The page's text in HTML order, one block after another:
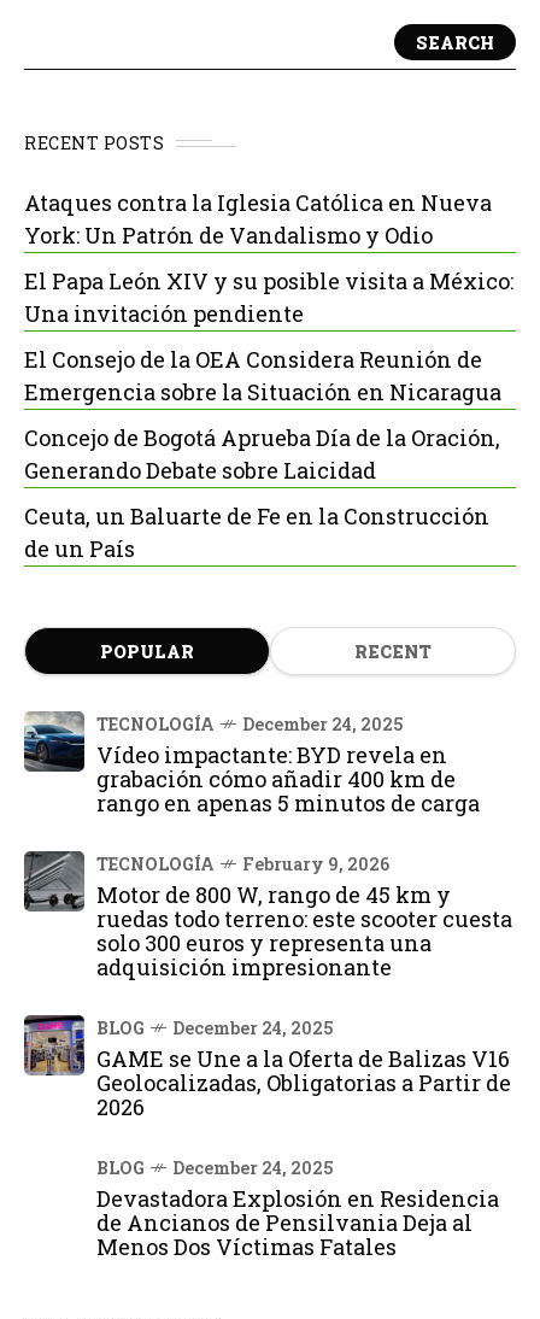
SEARCH
RECENT POSTS
Ataques contra la Iglesia Católica en Nueva
York: Un Patrón de Vandalismo y Odio
El Papa León XIV y su posible visita a México:
Una invitación pendiente
El Consejo de la OEA Considera Reunión de
Emergencia sobre la Situación en Nicaragua
Concejo de Bogotá Aprueba Día de la Oración,
Generando Debate sobre Laicidad
Ceuta, un Baluarte de Fe en la Construcción
de un País
POPULAR RECENT
TECNOLOGÍA December 24, 2025
Vídeo impactante: BYD revela en
grabación cómo añadir 400 km de
rango en apenas 5 minutos de carga
TECNOLOGÍA February 9, 2026
Motor de 800 W, rango de 45 km y
ruedas todo terreno: este scooter cuesta
solo 300 euros y representa una
adquisición impresionante
BLOG December 24, 2025
GAME se Une a la Oferta de Balizas V16
Geolocalizadas, Obligatorias a Partir de
2026
BLOG December 24, 2025
Devastadora Explosión en Residencia
de Ancianos de Pensilvania Deja al
Menos Dos Víctimas Fatales